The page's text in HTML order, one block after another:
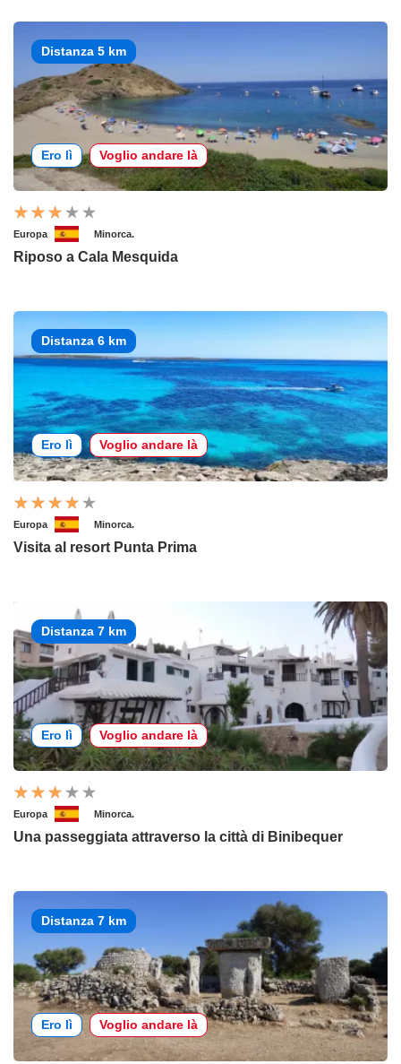
Distanza 5 km
Ero lì Voglio andare là
Europa Minorca.
Riposo a Cala Mesquida
Distanza 6 km
Ero lì Voglio andare là
Europa Minorca.
Visita al resort Punta Prima
Distanza 7 km
Ero lì Voglio andare là
Europa Minorca.
Una passeggiata attraverso la città di Binibequer
Distanza 7 km
Ero lì Voglio andare là